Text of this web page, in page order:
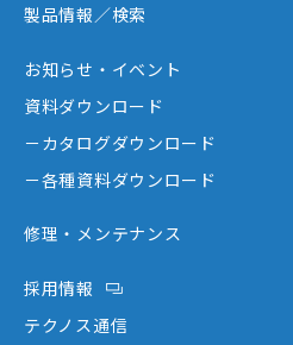
－企業情報
－テクノスジャパンが選ばれる理由
－創業者大西秀憲ヒストリー
製品情報／検索
お知らせ・イベント
資料ダウンロード
－カタログダウンロード
－各種資料ダウンロード
修理・メンテナンス
採用情報
テクノス通信